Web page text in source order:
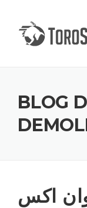
content
BLOG
وان اكس